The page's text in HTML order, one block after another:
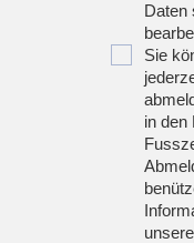
Daten
Sie
in den